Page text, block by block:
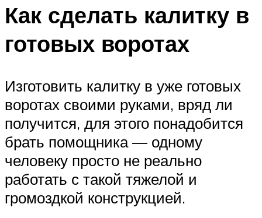
Как сделать калитку в
готовых воротах
Изготовить калитку в уже готовых
воротах своими руками, вряд ли
получится, для этого понадобится
брать помощника — одному
человеку просто не реально
работать с такой тяжелой и
громоздкой конструкцией.